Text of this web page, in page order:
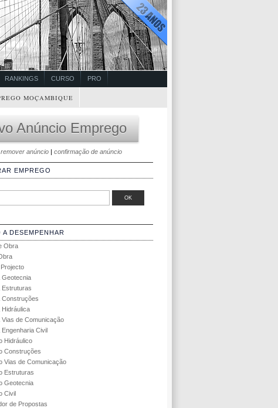
RANKINGS CURSO PRO
MOÇAMBIQUE
Anúncio Emprego
remover anúncio | confirmação de anúncio
EMPREGO
A DESEMPENHAR
Obra
Geotecnia
Estruturas
Construções
Hidráulica
Vias de Comunicação
Engenharia Civil
Hidráulico
Construções
Vias de Comunicação
Estruturas
Geotecnia
Civil
de Propostas